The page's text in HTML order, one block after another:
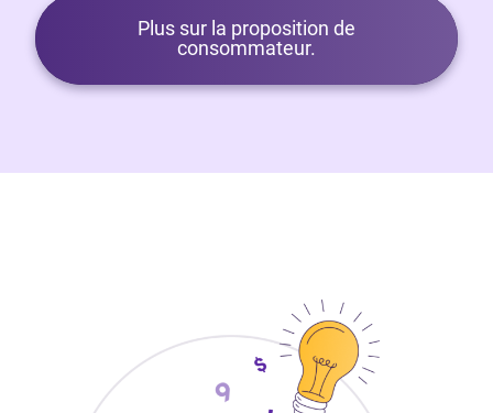
Plus sur la proposition de
consommateur.